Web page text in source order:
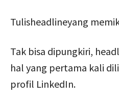
Tulisheadlineyang
Tak bisa dipungkiri,
hal yang pertama kali
profil LinkedIn.